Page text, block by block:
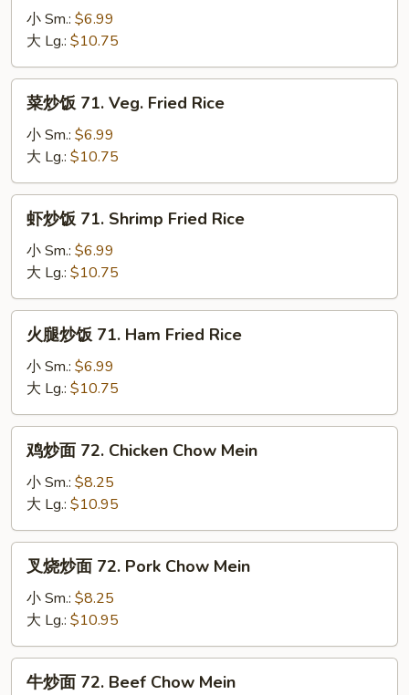
Rice
71.
Beef
Fried
Rice
小 Sm.: $6.99
大 Lg.: $10.75
71.
Veg.
Fried
Rice
菜炒饭 71. Veg. Fried Rice
小 Sm.: $6.99
大 Lg.: $10.75
71.
Shrimp
Fried
Rice
虾炒饭 71. Shrimp Fried Rice
小 Sm.: $6.99
大 Lg.: $10.75
71.
Ham
Fried
Rice
火腿炒饭 71. Ham Fried Rice
小 Sm.: $6.99
大 Lg.: $10.75
72.
Chicken
Chow
Mein
鸡炒面 72. Chicken Chow Mein
小 Sm.: $8.25
大 Lg.: $10.95
72.
Pork
Chow
叉烧炒面 72. Pork Chow Mein
小 Sm.: $8.25
大 Lg.: $10.95
牛炒面 72. Beef Chow Mein